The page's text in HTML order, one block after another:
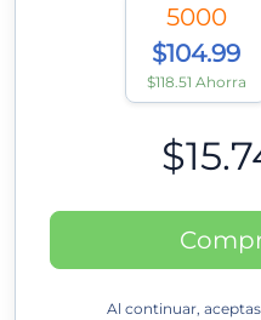
5000
$104.99
$118.51 Ahorra
Al continuar, aceptas